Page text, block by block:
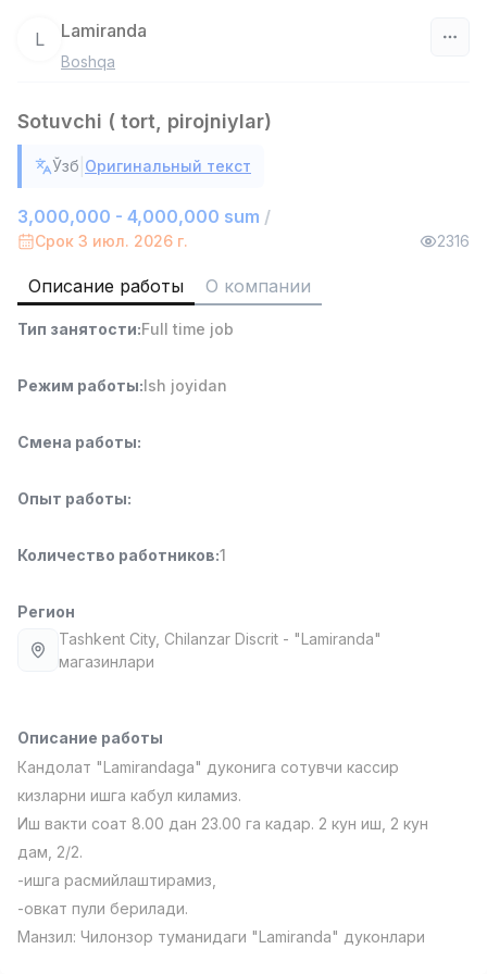
6,000,000 - 15,000,000 sum
/
Full time job
4,280,000 sum/
Full time job
Ish joyidan
Доставка
Full time job
Ish joyidan
Фармацевт
NAVBAHOR APTEKA
Full time job
Ish joyidan
Договорная
Full time job
Ish joyidan
Договорная
LION_ESTATE
Full time job
Ish joyidan
L Lamiranda
Boshqa
Sotuvchi ( tort, pirojniylar)
Ўзб Оригинальный текст
3,000,000 - 4,000,000 sum /
Срок 3 июл. 2026 г. 2316
Описание работы О компании
Тип занятости:Full time job
Режим работы:Ish joyidan
Смена работы:
Опыт работы:
Количество работников:1
Регион
Tashkent City, Chilanzar Discrit - "Lamiranda"
магазинлари
Описание работы
Кандолат "Lamirandaga" дуконига сотувчи кассир
кизларни ишга кабул киламиз.
Иш вакти соат 8.00 дан 23.00 га кадар. 2 кун иш, 2 кун
дам, 2/2.
-ишга расмийлаштирамиз,
-овкат пули берилади.
Манзил: Чилонзор туманидаги "Lamiranda" дуконлари
Вакансии Категории Компании Профиль